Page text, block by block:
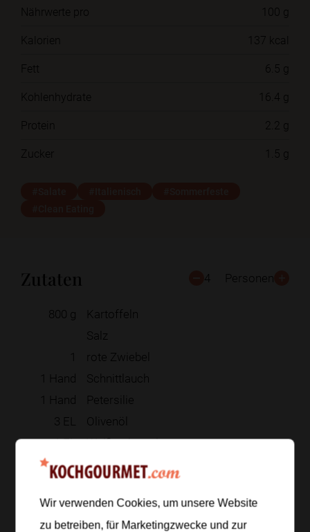
Nährwerte pro
100 g
Kalorien
137 kcal
Fett
6.5 g
Kohlenhydrate
16.4 g
Protein
2.2 g
Zucker
1.5 g
Zutaten 4 Personen
800 g
Kartoffeln
Salz
1
rote Zwiebel
1 Hand
Schnittlauch
1 Hand
Petersilie
3 EL
Olivenöl
1EL
Weißweinessig
Pfeffer
Zur Einkaufsliste hinzufügen
Wir verwenden Cookies, um unsere Website
zu betreiben, für Marketingzwecke und zur